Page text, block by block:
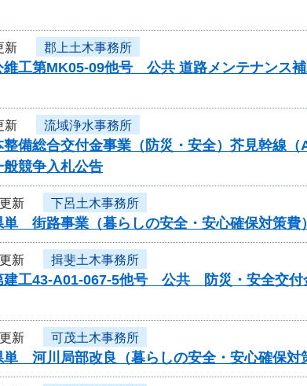
新 郡上土木事務所
維工第MK05-09他号 公共 道路メンテナンス
新 流域浄水事務所
備総合交付金事業（防災・安全）芥見幹線（
競争入札公告
新 下呂土木事務所
単 街路事業（暮らしの安全・安心確保対策
新 揖斐土木事務所
建工43-A01-067-5他号 公共 防災・安全交
新 可茂土木事務所
単 河川局部改良（暮らしの安全・安心確保